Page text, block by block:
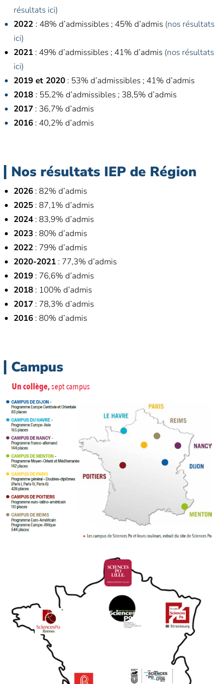
résultats ici)
2022 : 48% d’admissibles ; 45% d’admis (nos résultats
ici)
2021: 49% d’admissibles ; 41% d’admis (nos résultats
ici)
2019 et 2020: 53% d’admissibles ; 41% d’admis
2018 : 55,2% d’admissibles ; 38,5% d’admis
2017: 36,7% d’admis
2016: 40,2% d’admis
Nos résultats IEP de Région
2026: 82% d’admis
2025: 87,1% d’admis
2024: 83,9% d’admis
2023: 80% d’admis
2022: 79% d’admis
2020-2021: 77,3% d’admis
2019: 76,6% d’admis
2018: 100% d’admis
2017: 78,3% d’admis
2016: 80% d’admis
Campus